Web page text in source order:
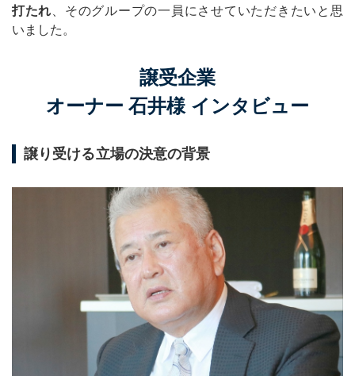
打たれ 、そのグループの一員にさせていただきたいと思
いました。
譲受企業
オーナー 石井様 インタビュー
譲り受ける立場の決意の背景